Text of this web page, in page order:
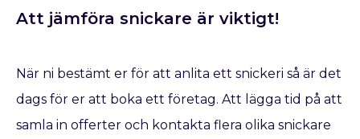
Att jämföra snickare är viktigt!
När ni bestämt er för att anlita ett snickeri så är det
dags för er att boka ett företag. Att lägga tid på att
samla in offerter och kontakta flera olika snickare